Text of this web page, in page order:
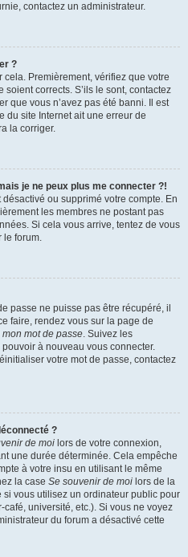
contactez un administrateur.
?
Premièrement, vérifiez que votre
soient corrects. S’ils le sont, contactez
que vous n’avez pas été banni. Il est
du site Internet ait une erreur de
la corriger.
je ne peux plus me connecter ?!
désactivé ou supprimé votre compte. En
les membres ne postant pas
Si cela vous arrive, tentez de vous
le forum.
passe ne puisse pas être récupéré, il
faire, rendez vous sur la page de
mon mot de passe. Suivez les
à nouveau vous connecter.
votre mot de passe, contactez
?
de moi lors de votre connexion,
une durée déterminée. Cela empêche
à votre insu en utilisant le même
la case Se souvenir de moi lors de la
si vous utilisez un ordinateur public pour
université, etc.). Si vous ne voyez
du forum a désactivé cette